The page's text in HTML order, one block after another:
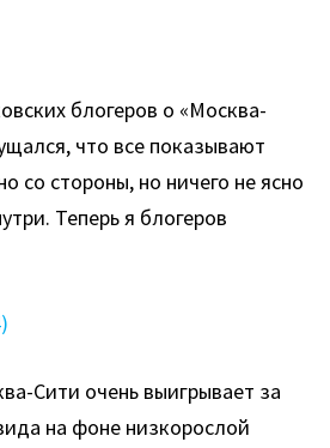
блогеров о «Москва-
что все показывают
со стороны, но ничего не ясно
Теперь я блогеров
Сити очень выигрывает за
на фоне низкорослой